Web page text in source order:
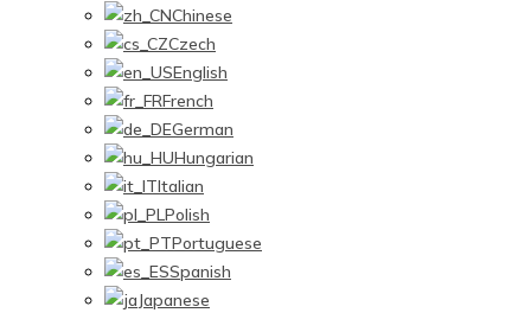
Chinese
Czech
English
French
German
Hungarian
Italian
Polish
Portuguese
Spanish
Japanese